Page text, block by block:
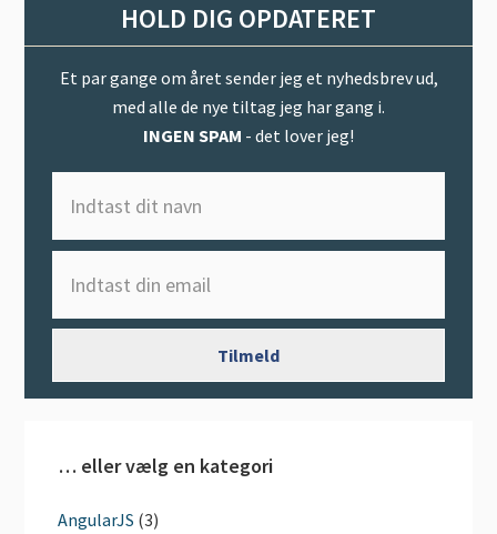
HOLD DIG OPDATERET
Et par gange om året sender jeg et nyhedsbrev ud,
med alle de nye tiltag jeg har gang i.
INGEN SPAM - det lover jeg!
… eller vælg en kategori
AngularJS (3)